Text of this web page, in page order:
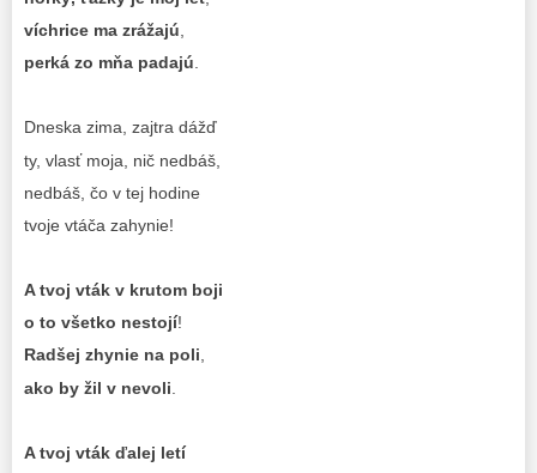
víchrice ma zrážajú
perká zo mňa padajú
Dneska zima, zajtra dážď
ty, vlasť moja, nič nedbáš,
nedbáš, čo v tej hodine
tvoje vtáča zahynie!
A tvoj vták v krutom boji
o to všetko nestojí!
Radšej zhynie na poli,
ako by žil v nevoli
A tvoj vták ďalej letí